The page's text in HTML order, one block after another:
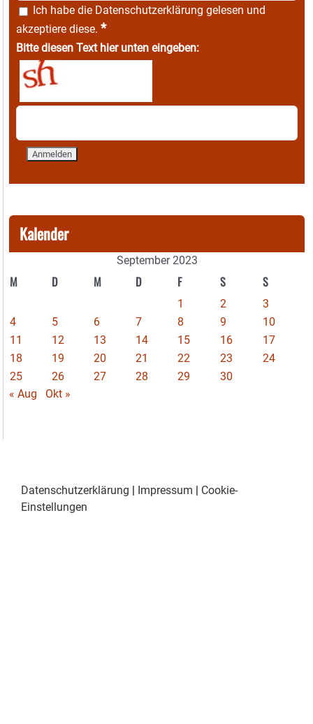
Ich habe die Datenschutzerklärung gelesen und
akzeptiere diese. *
Bitte diesen Text hier unten eingeben:
Kalender
September 2023
M D M D F S S
1 2
3
4
5 6 7 8 9
10
11
12 13 14 15 16
17
18
19 20 21 22 23
24
25
26 27 28 29
30
« Aug
Okt »
Datenschutzerklärung Impressum
Cookie-
Einstellungen